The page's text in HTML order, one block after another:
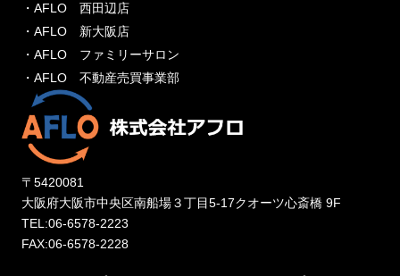
・AFLO 西田辺店
・AFLO 新大阪店
・AFLO ファミリーサロン
・AFLO 不動産売買事業部
〒5420081
大阪府大阪市中央区南船場３丁目5-17クオーツ心斎橋 9F
TEL:06-6578-2223
FAX:06-6578-2228